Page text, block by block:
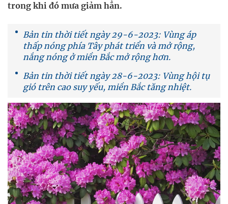
trong khi đó mưa giảm hẳn.
Bản tin thời tiết ngày 29-6-2023: Vùng áp
thấp nóng phía Tây phát triển và mở rộng,
nắng nóng ở miền Bắc mở rộng hơn.
Bản tin thời tiết ngày 28-6-2023: Vùng hội tụ
gió trên cao suy yếu, miền Bắc tăng nhiệt.